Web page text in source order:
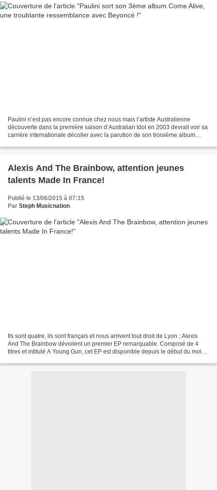
Paulini n’est pas encore connue chez nous mais l’artiste Australienne
découverte dans la première saison d’Australian Idol en 2003 devrait voir sa
carrière internationale décoller avec la parution de son troisième album
Alexis And The Brainbow, attention jeunes
talents Made In France!
Publié le 13/06/2015 à 07:15
Par Steph Musicnation
Ils sont quatre, ils sont français et nous arrivent tout droit de Lyon ; Alexis
And The Brainbow dévoilent un premier EP remarquable. Composé de 4
titres et intitulé A Young Gun, cet EP est disponible depuis le début du mois